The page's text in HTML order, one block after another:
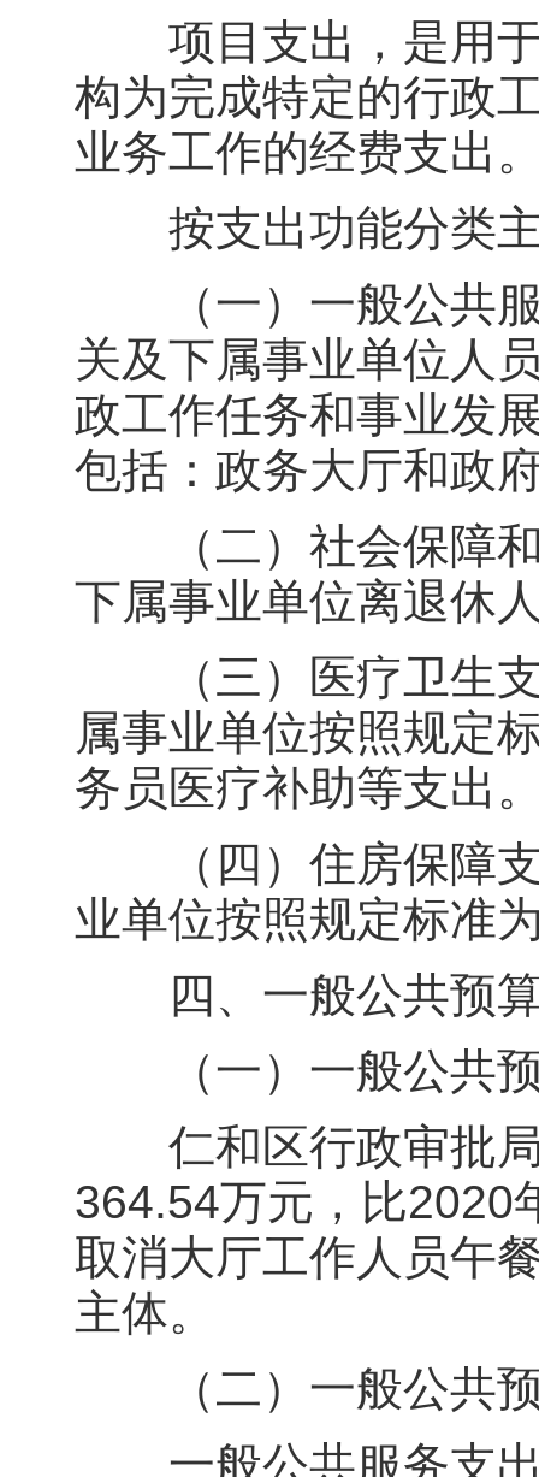
项目支出，是用于
构为完成特定的行政
业务工作的经费支出
按支出功能分类主
（一）一般公共服
关及下属事业单位人
政工作任务和事业发
包括：政务大厅和政
（二）社会保障和
下属事业单位离退休
（三）医疗卫生支
属事业单位按照规定
务员医疗补助等支出
（四）住房保障支
业单位按照规定标准
四、一般公共预算
（一）一般公共预
仁和区行政审批局
364.54万元，比2020
取消大厅工作人员午
主体。
（二）一般公共预
一般公共服务支出